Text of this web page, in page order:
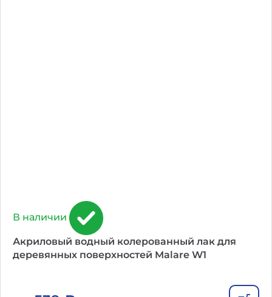
В наличии
Акриловый водный колерованный лак для
деревянных поверхностей Malare W1